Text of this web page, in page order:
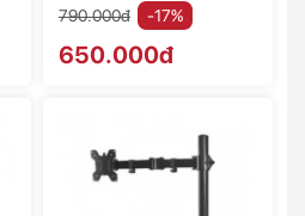
790.000đ -17%
650.000đ